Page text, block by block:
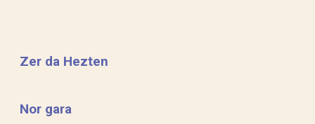
Zer da Hezten
Nor gara